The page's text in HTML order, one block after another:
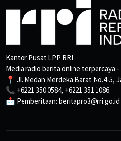
Kantor Pusat LPP RRI
Media radio berita online terpercaya -
📍 Jl. Medan Merdeka Barat No.4-5,
📞 +6221 350 0584, +6221 351 1086
📩 Pemberitaan: beritapro3@rri.go.id